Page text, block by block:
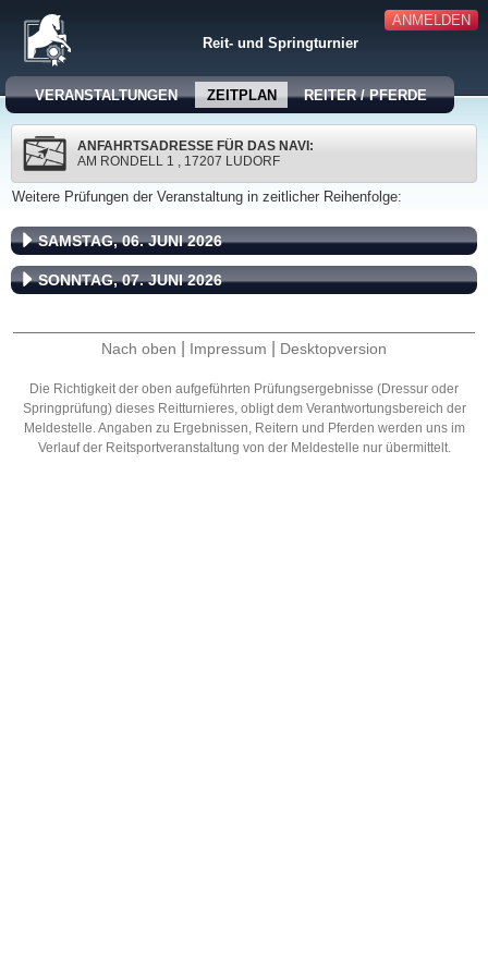
ANMELDEN
Reit- und Springturnier
VERANSTALTUNGEN ZEITPLAN REITER / PFERDE
ANFAHRTSADRESSE FÜR DAS NAVI:
AM RONDELL 1 , 17207 LUDORF
Weitere Prüfungen der Veranstaltung in zeitlicher Reihenfolge:
SAMSTAG, 06. JUNI 2026
SONNTAG, 07. JUNI 2026
Nach oben Impressum Desktopversion
Die Richtigkeit der oben aufgeführten Prüfungsergebnisse (Dressur oder
Springprüfung) dieses Reitturnieres, obligt dem Verantwortungsbereich der
Meldestelle. Angaben zu Ergebnissen, Reitern und Pferden werden uns im
Verlauf der Reitsportveranstaltung von der Meldestelle nur übermittelt.